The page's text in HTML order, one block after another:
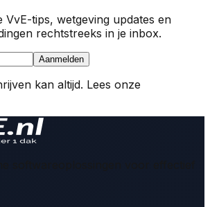
VvE-tips, wetgeving updates en
rechtstreeks in je inbox.
Aanmelden
kan altijd. Lees onze